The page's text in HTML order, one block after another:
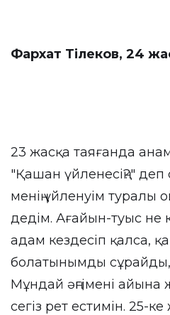
Фархат Тілеков, 24
23 жасқа таяғанда
"Қашан үйленесің?"
менің үйленуім туралы
дедім. Ағайын-туыс не
адам кездесіп қалса,
болатынымды сұрайды,
Мұндай әңгімені айына
сегіз рет естимін. 25-